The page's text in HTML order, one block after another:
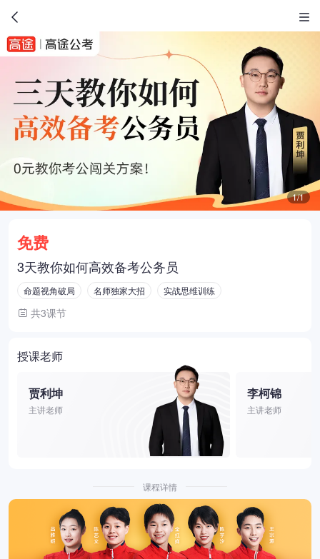
1/1
免费
3天教你如何高效备考公务员
命题视角破局 名师独家大招 实战思维训练
共3课节
授课老师
贾利坤
主讲老师
李柯锦
主讲老师
课程详情